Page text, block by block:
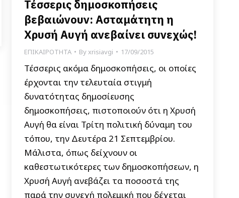
Τέσσερις δημοσκοπήσεις
βεβαιώνουν: Ασταμάτητη η
Χρυσή Αυγή ανεβαίνει συνεχώς!
ΕΠΙΚΑΙΡΟΤΗΤΑ Byxrisiavgi 17/09/2015
Τέσσερις ακόμα δημοσκοπήσεις, οι οποίες
έρχονται την τελευταία στιγμή
δυνατότητας δημοσίευσης
δημοσκοπήσεις, πιστοποιούν ότι η Χρυσή
Αυγή θα είναι Τρίτη πολιτική δύναμη του
τόπου, την Δευτέρα 21 Σεπτεμβρίου.
Μάλιστα, όπως δείχνουν οι
καθεστωτικότερες των δημοσκοπήσεων, η
Χρυσή Αυγή ανεβάζει τα ποσοστά της
παρά την συνεχή πολεμική που δέχεται